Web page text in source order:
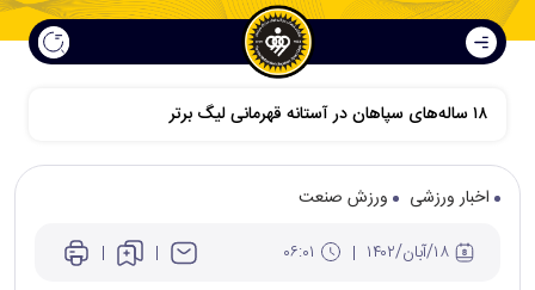
اخبار ورزشی
ورزش صنعت